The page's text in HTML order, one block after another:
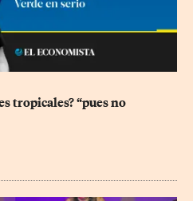
tropicales? “pues no